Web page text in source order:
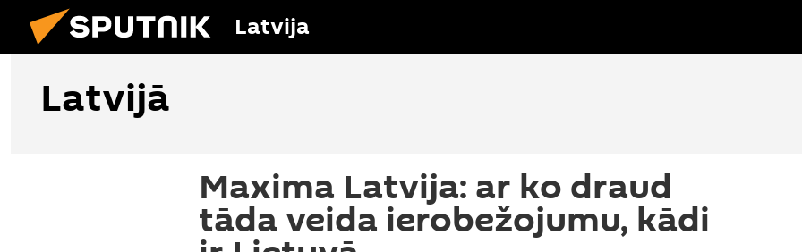
Latvija
Latvijā
Maxima Latvija: ar ko draud
tāda veida ierobežojumu, kādi